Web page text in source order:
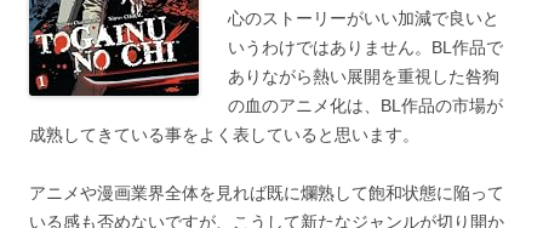
心のストーリーがいい加減で良いと
いうわけではありません。BL作品で
ありながら熱い展開を重視した咎狗
の血のアニメ化は、BL作品の市場が
成熟してきている事をよく表していると思います。
アニメや漫画業界全体を見れば既に爛熟して飽和状態に陥って
いる感も否めないですが、こうして新たなジャンルが切り開か